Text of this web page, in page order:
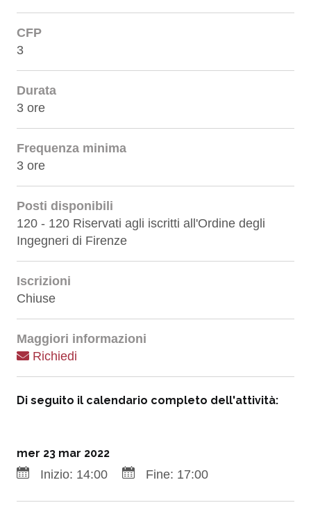
CFP
3
Durata
3 ore
Frequenza minima
3 ore
Posti disponibili
120 - 120 Riservati agli iscritti all'Ordine degli
Ingegneri di Firenze
Iscrizioni
Chiuse
Maggiori informazioni
Richiedi
Di seguito il calendario completo dell'attività:
mer 23 mar 2022
Inizio: 14:00 Fine: 17:00